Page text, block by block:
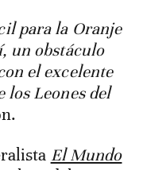
para la Oranje
un obstáculo
el excelente
los Leones del
El Mundo